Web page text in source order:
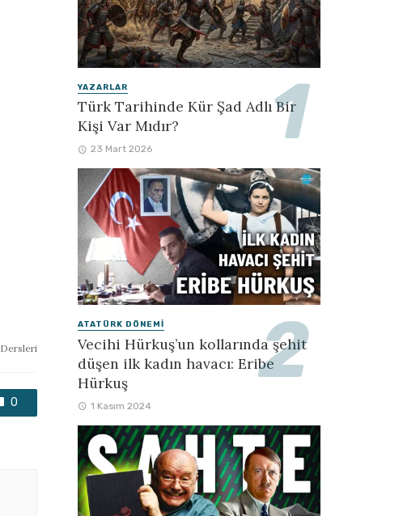
0
YAZARLAR
Türk Tarihinde Kür Şad Adlı Bir
Kişi Var Mıdır?
23 Mart 2026
ATATÜRK DÖNEMI
Vecihi Hürkuş’un kollarında şehit
düşen ilk kadın havacı: Eribe
Hürkuş
1 Kasım 2024